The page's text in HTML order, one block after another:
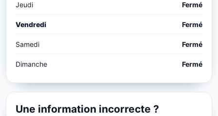
Jeudi Fermé
Vendredi Fermé
Samedi Fermé
Dimanche Fermé
Une information incorrecte ?